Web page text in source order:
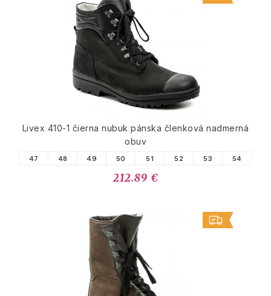
Livex 410-1 čierna nubuk pánska členková nadmerná
obuv
47 48 49 50 51 52 53 54
212.89 €